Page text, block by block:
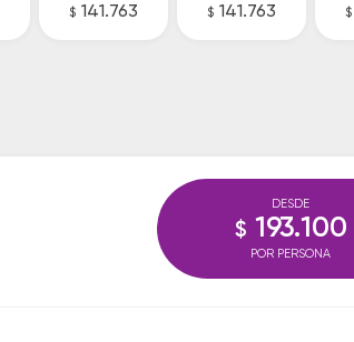
$ 141.763 $ 141.763 $
DESDE
$ 193.100
POR PERSONA